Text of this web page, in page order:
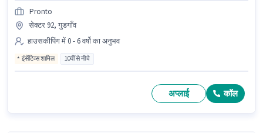
Pronto
सेक्टर 92, गुडगाँव
हाउसकीपिंग में 0 - 6 वर्षो का अनुभव
इंसेंटिव्स शामिल 10वीं से नीचे
अप्लाई कॉल